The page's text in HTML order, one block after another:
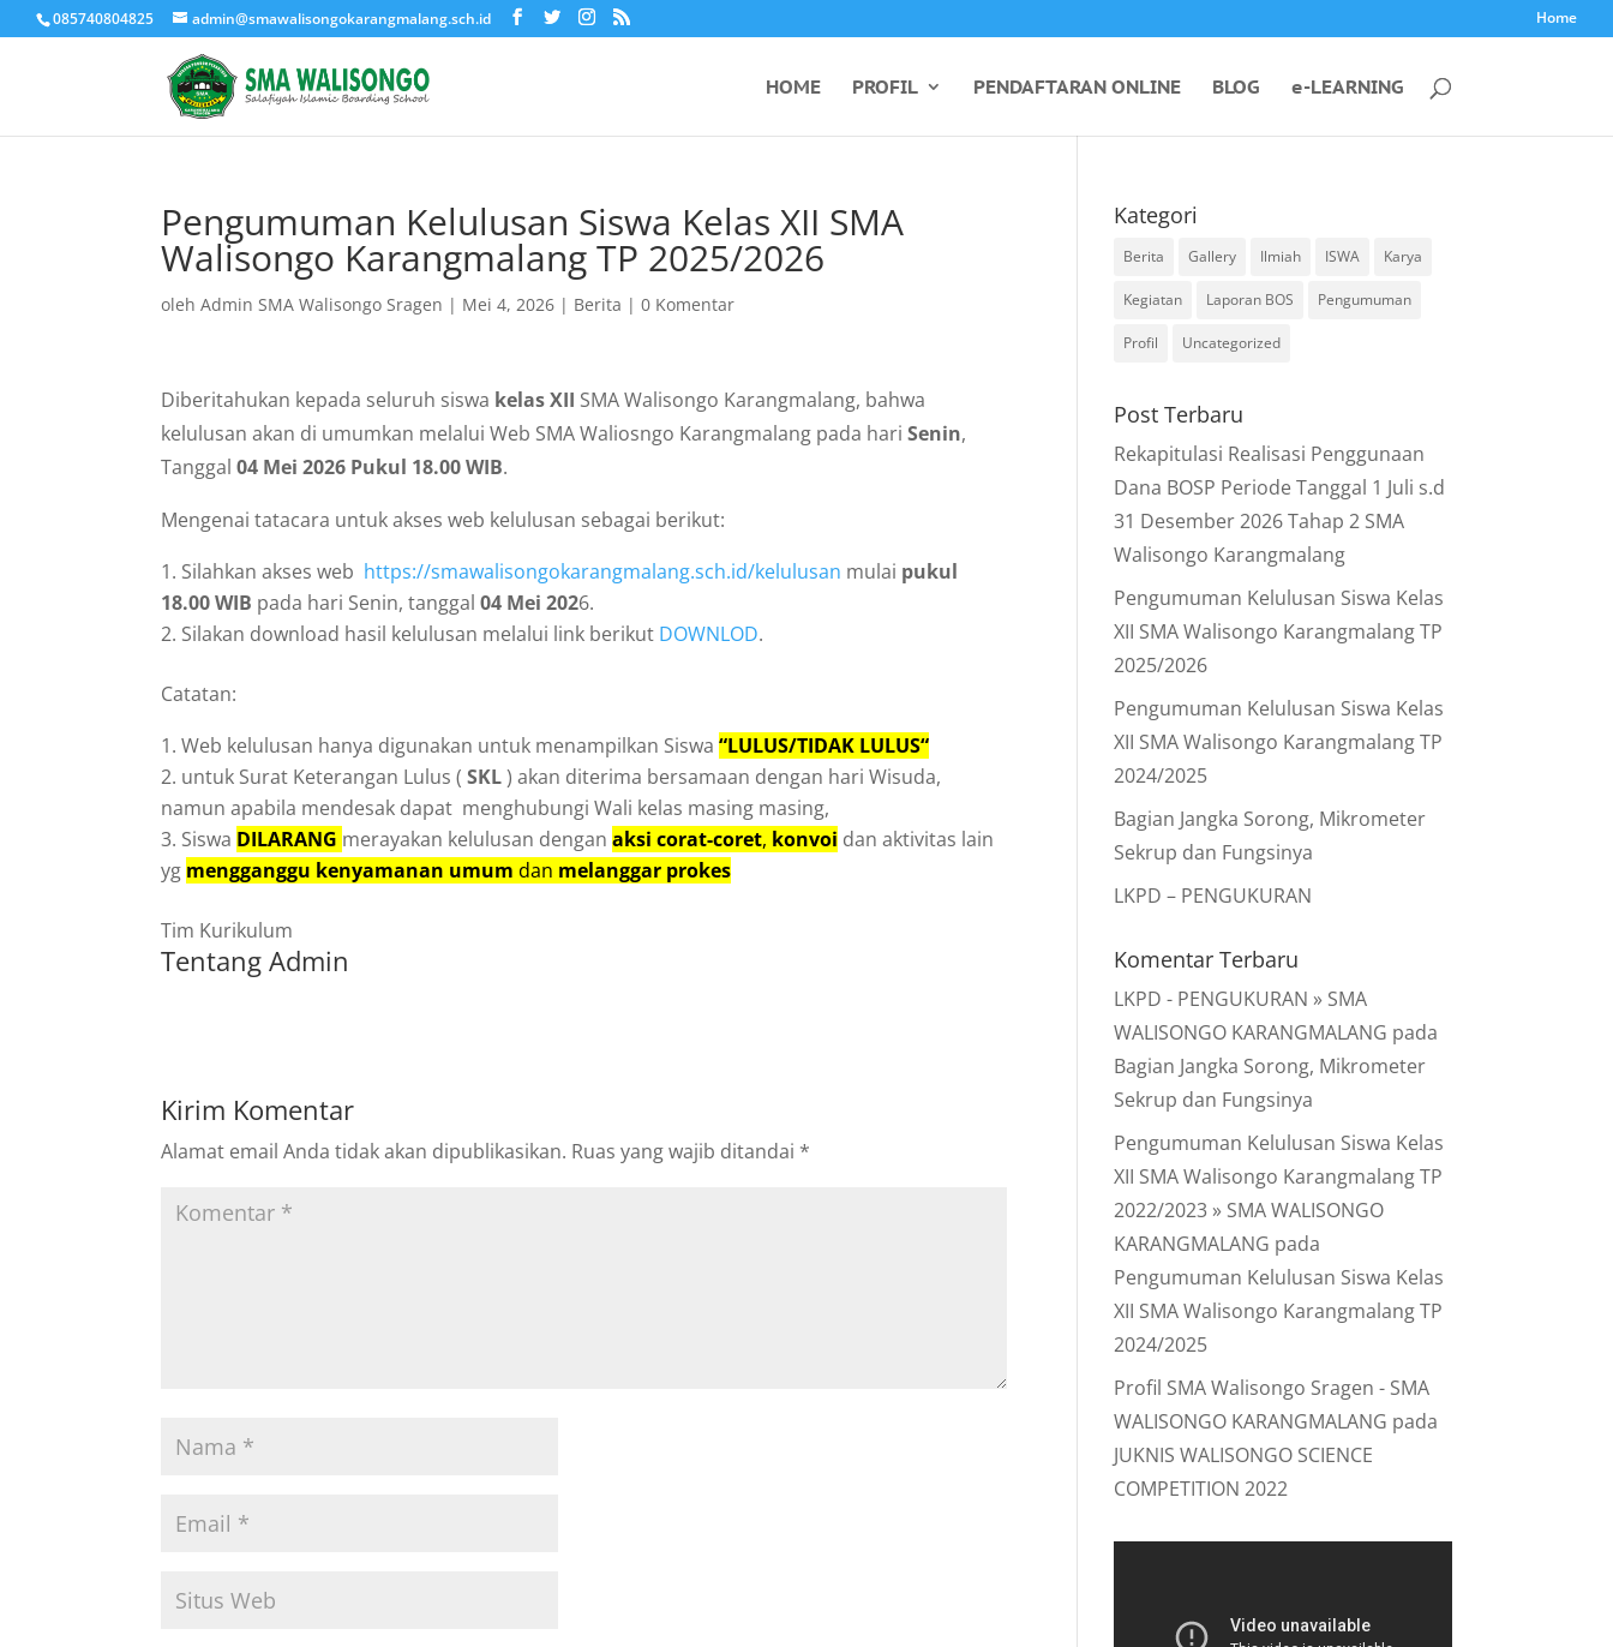
085740804825 admin@smawalisongokarangmalang.sch.id Home
HOME PROFIL PENDAFTARAN ONLINE BLOG e-LEARNING
Pengumuman Kelulusan Siswa Kelas XII SMA
Walisongo Karangmalang TP 2025/2026
olehAdmin SMA Walisongo Sragen | Mei 4, 2026 | Berita |0 Komentar
Diberitahukan kepada seluruh siswa kelas XII SMA Walisongo Karangmalang, bahwa
kelulusan akan di umumkan melalui Web SMA Waliosngo Karangmalang pada hari Senin,
Tanggal04 Mei 2026 Pukul 18.00 WIB.
Mengenai tatacara untuk akses web kelulusan sebagai berikut:
Silahkan akses web https://smawalisongokarangmalang.sch.id/kelulusan mulai pukul
18.00 WIB pada hari Senin, tanggal04 Mei 2026.
Silakan download hasil kelulusan melalui link berikut DOWNLOD.
Catatan:
Web kelulusan hanya digunakan untuk menampilkan Siswa“LULUS/TIDAK LULUS“
untuk Surat Keterangan Lulus (SKL) akan diterima bersamaan dengan hari Wisuda,
namun apabila mendesak dapat menghubungi Wali kelas masing masing,
Siswa DILARANG merayakan kelulusan denganaksi corat-coret, konvoi dan aktivitas lain
yg mengganggu kenyamanan umum dan melanggar prokes
Tim Kurikulum
Tentang Admin
Kirim Komentar
Alamat email Anda tidak akan dipublikasikan. Ruas yang wajib ditandai *
Kategori
Berita Gallery Ilmiah ISWA Karya
Kegiatan Laporan BOS Pengumuman
Profil Uncategorized
Post Terbaru
Rekapitulasi Realisasi Penggunaan
Dana BOSP Periode Tanggal 1 Juli s.d
31 Desember 2026 Tahap 2 SMA
Walisongo Karangmalang
Pengumuman Kelulusan Siswa Kelas
XII SMA Walisongo Karangmalang TP
2025/2026
Pengumuman Kelulusan Siswa Kelas
XII SMA Walisongo Karangmalang TP
2024/2025
Bagian Jangka Sorong, Mikrometer
Sekrup dan Fungsinya
LKPD – PENGUKURAN
Komentar Terbaru
LKPD - PENGUKURAN » SMA
WALISONGO KARANGMALANG pada
Bagian Jangka Sorong, Mikrometer
Sekrup dan Fungsinya
Pengumuman Kelulusan Siswa Kelas
XII SMA Walisongo Karangmalang TP
2022/2023 » SMA WALISONGO
KARANGMALANG pada
Pengumuman Kelulusan Siswa Kelas
XII SMA Walisongo Karangmalang TP
2024/2025
Profil SMA Walisongo Sragen - SMA
WALISONGO KARANGMALANG pada
JUKNIS WALISONGO SCIENCE
COMPETITION 2022